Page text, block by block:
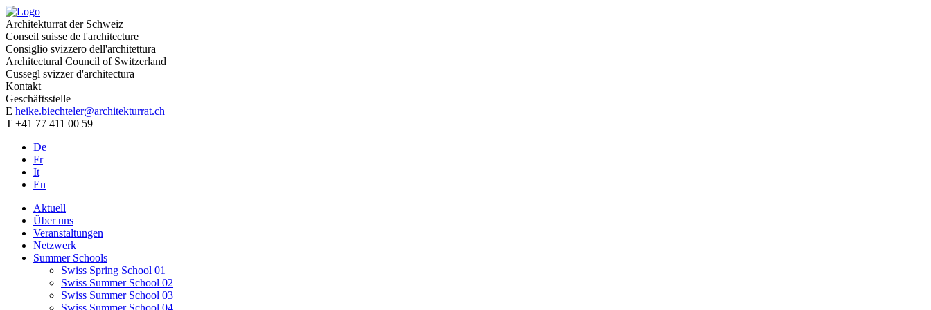
Architekturrat der Schweiz
Conseil suisse de l'architecture
Consiglio svizzero dell'architettura
Architectural Council of Switzerland
Cussegl svizzer d'architectura
Kontakt
Geschäftsstelle
E heike.biechteler@architekturrat.ch
T +41 77 411 00 59
De
Fr
It
En
Aktuell
Über uns
Veranstaltungen
Netzwerk
Summer Schools
Swiss Spring School 01
Swiss Summer School 02
Swiss Summer School 03
Swiss Summer School 04